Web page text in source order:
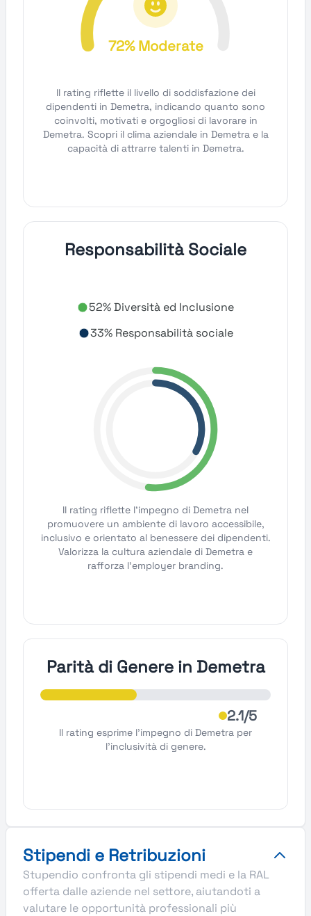
72% Moderate
Il rating riflette il livello di soddisfazione dei
dipendenti in Demetra, indicando quanto sono
coinvolti, motivati e orgogliosi di lavorare in
Demetra. Scopri il clima aziendale in Demetra e la
capacità di attrarre talenti in Demetra.
Responsabilità Sociale
52% Diversità ed Inclusione
33% Responsabilità sociale
Il rating riflette l'impegno di Demetra nel
promuovere un ambiente di lavoro accessibile,
inclusivo e orientato al benessere dei dipendenti.
Valorizza la cultura aziendale di Demetra e
rafforza l'employer branding.
Parità di Genere in Demetra
2.1/5
Il rating esprime l'impegno di Demetra per
l'inclusività di genere.
Stipendi e Retribuzioni
Stupendio confronta gli stipendi medi e la RAL
offerta dalle aziende nel settore, aiutandoti a
valutare le opportunità professionali più